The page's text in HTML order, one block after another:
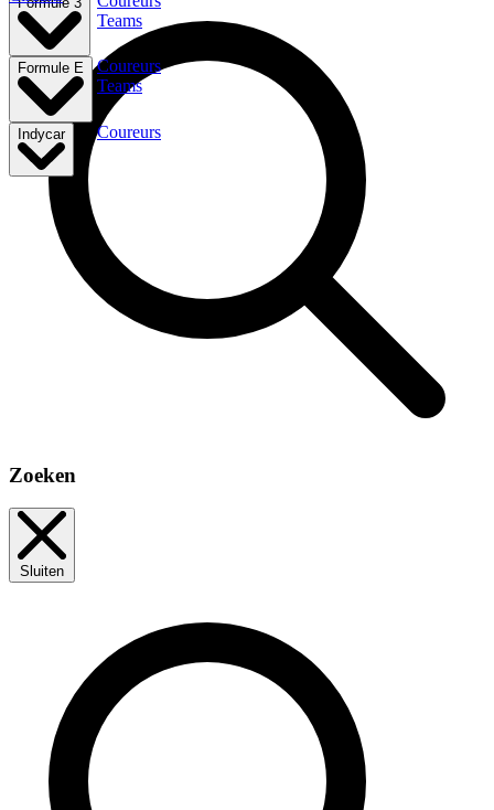
Teams
Formule E
Coureurs
Teams
Indycar Coureurs
Zoeken
Sluiten